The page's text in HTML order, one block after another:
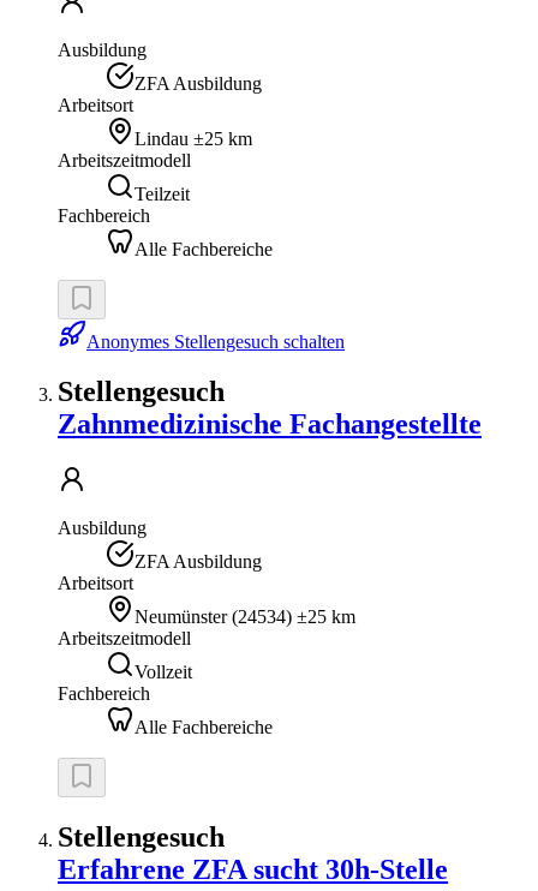
Ausbildung
ZFA Ausbildung
Arbeitsort
Lindau ±25 km
Arbeitszeitmodell
Teilzeit
Fachbereich
Alle Fachbereiche
Anonymes Stellengesuch schalten
Stellengesuch
Zahnmedizinische Fachangestellte
Ausbildung
ZFA Ausbildung
Arbeitsort
Neumünster (24534) ±25 km
Arbeitszeitmodell
Vollzeit
Fachbereich
Alle Fachbereiche
Stellengesuch
Erfahrene ZFA sucht 30h-Stelle